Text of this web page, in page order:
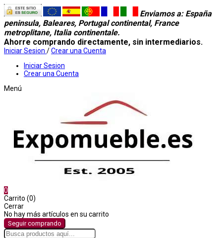
Enviamos a: España
peninsula, Baleares, Portugal continental, France
metroplitane, Italia continentale.
Ahorre comprando directamente, sin intermediarios.
Iniciar Sesion /Crear una Cuenta
Iniciar Sesion
Crear una Cuenta
Menú
0
Carrito (0)
Cerrar
No hay más artículos en su carrito
Seguir comprando